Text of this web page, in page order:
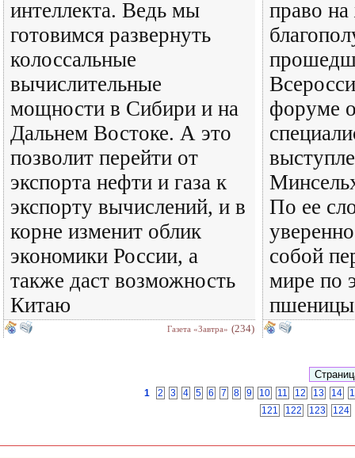
интеллекта. Ведь мы
готовимся развернуть
колоссальные
вычислительные
мощности в Сибири и на
Дальнем Востоке. А это
позволит перейти от
экспорта нефти и газа к
экспорту вычислений, и в
корне изменит облик
экономики России, а
также даст возможность
Китаю
Газета «Завтра» (234)
право
форуме
По ее
собой
мире по
пшеницы
1 2 3 4 5 6 7 8 9 10 11 12 13 14
121
122 123 124